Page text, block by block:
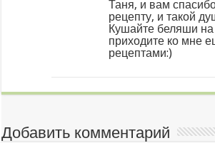
Таня, и вам
рецепту, и такой
Кушайте беляши на
приходите ко мне
рецептами:)
Добавить комментарий